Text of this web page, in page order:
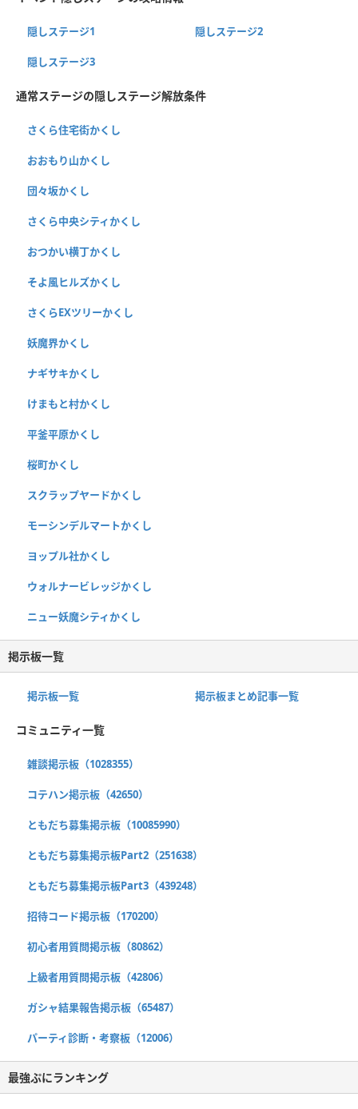
隠しステージ1 隠しステージ2
隠しステージ3
通常ステージの隠しステージ解放条件
さくら住宅街かくし
おおもり山かくし
団々坂かくし
さくら中央シティかくし
おつかい横丁かくし
そよ風ヒルズかくし
さくらEXツリーかくし
妖魔界かくし
ナギサキかくし
けまもと村かくし
平釜平原かくし
桜町かくし
スクラップヤードかくし
モーシンデルマートかくし
ヨップル社かくし
ウォルナービレッジかくし
ニュー妖魔シティかくし
掲示板一覧
掲示板一覧 掲示板まとめ記事一覧
コミュニティ一覧
雑談掲示板（1028355）
コテハン掲示板（42650）
ともだち募集掲示板（10085990）
ともだち募集掲示板Part2（251638）
ともだち募集掲示板Part3（439248）
招待コード掲示板（170200）
初心者用質問掲示板（80862）
上級者用質問掲示板（42806）
ガシャ結果報告掲示板（65487）
パーティ診断・考察板（12006）
最強ぷにランキング